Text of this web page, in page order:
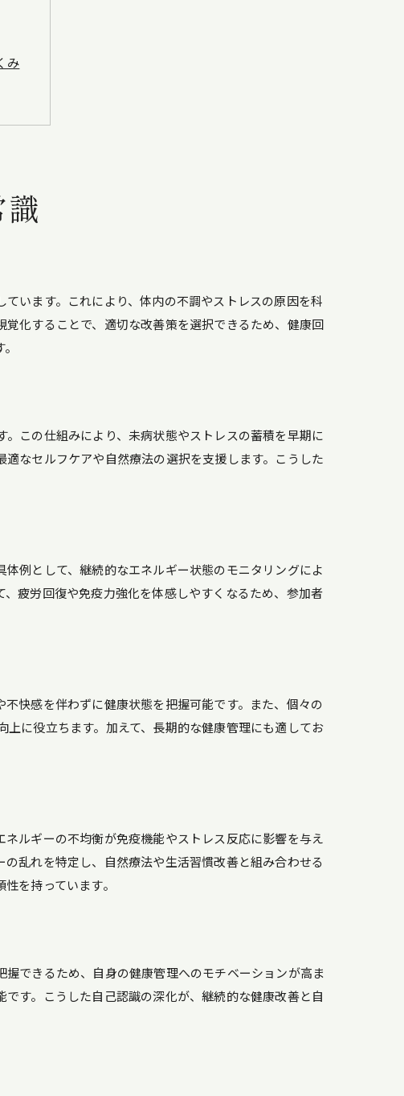
み
います。これにより、体内の不調やストレスの原因を科
化することで、適切な改善策を選択できるため、健康回
この仕組みにより、未病状態やストレスの蓄積を早期に
なセルフケアや自然療法の選択を支援します。こうした
例として、継続的なエネルギー状態のモニタリングによ
疲労回復や免疫力強化を体感しやすくなるため、参加者
快感を伴わずに健康状態を把握可能です。また、個々の
に役立ちます。加えて、長期的な健康管理にも適してお
ルギーの不均衡が免疫機能やストレス反応に影響を与え
乱れを特定し、自然療法や生活習慣改善と組み合わせる
を持っています。
できるため、自身の健康管理へのモチベーションが高ま
す。こうした自己認識の深化が、継続的な健康改善と自